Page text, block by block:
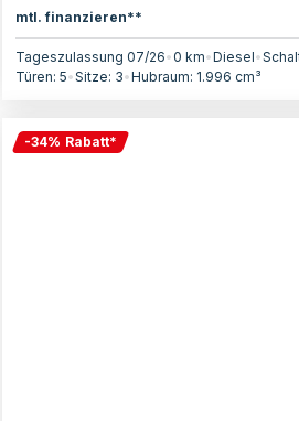
mtl. finanzieren**
Tageszulassung 07/26•0 km•Diesel•
Türen: 5•Sitze: 3•Hubraum: 1.996 cm³
-34% Rabatt*